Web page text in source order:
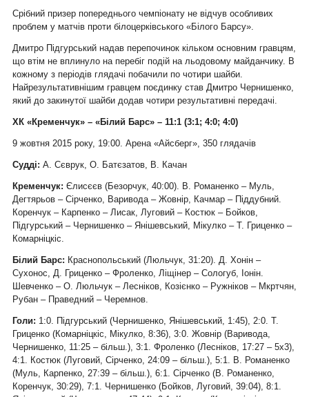
Срібний призер попереднього чемпіонату не відчув особливих
проблем у матчів проти білоцерківського «Білого Барсу».
Дмитро Підгурський надав перепочинок кільком основним гравцям,
що втім не вплинуло на перебіг подій на льодовому майданчику. В
кожному з періодів глядачі побачили по чотири шайби.
Найрезультативнішим гравцем поєдинку став Дмитро Чернишенко,
який до закинутої шайби додав чотири результативні передачі.
ХК «Кременчук» – «Білий Барс» – 11:1 (3:1; 4:0; 4:0)
9 жовтня 2015 року, 19:00. Арена «Айсберг», 350 глядачів
Судді: А. Сєврук, О. Батєзатов, В. Качан
Кременчук: Єлисєєв (Безорчук, 40:00). В. Романенко – Муль,
Дегтярьов – Сірченко, Варивода – Жовнір, Качмар – Піддубний.
Коренчук – Карпенко – Лисак, Луговий – Костюк – Бойков,
Підгурський – Чернишенко – Янішевський, Мікулко – Т. Гриценко –
Комарніцкіс.
Білий Барс: Краснопольський (Люльчук, 31:20). Д. Хонін –
Сухонос, Д. Гриценко – Фроленко, Ліщінер – Сологуб, Іонін.
Шевченко – О. Люльчук – Лесніков, Козієнко – Ружніков – Мкртчян,
Рубан – Праведний – Черемнов.
Голи: 1:0. Підгурський (Чернишенко, Янішевський, 1:45), 2:0. Т.
Гриценко (Комарніцкіс, Мікулко, 8:36), 3:0. Жовнір (Варивода,
Чернишенко, 11:25 – більш.), 3:1. Фроленко (Лесніков, 17:27 – 5х3),
4:1. Костюк (Луговий, Сірченко, 24:09 – більш.), 5:1. В. Романенко
(Муль, Карпенко, 27:39 – більш.), 6:1. Сірченко (В. Романенко,
Коренчук, 30:29), 7:1. Чернишенко (Бойков, Луговий, 39:04), 8:1.